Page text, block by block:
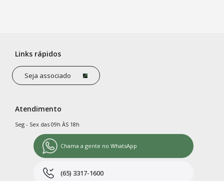
Links rápidos
Seja associado
Atendimento
Seg - Sex das 09h ÀS 18h
Chama a gente no WhatsApp
(65) 3317-1600